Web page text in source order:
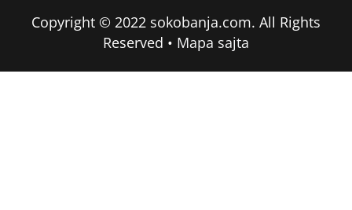
Copyright © 2022 sokobanja.com. All Rights
Reserved • Mapa sajta